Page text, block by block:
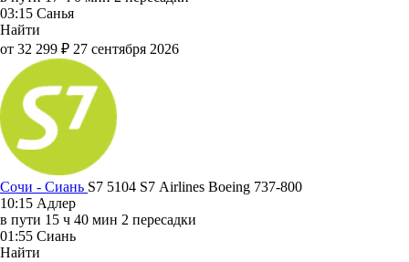
03:15 Санья
Найти
от 32 299 ₽ 27 сентября 2026
Сочи - Сиань S7 5104 S7 Airlines Boeing 737-800
10:15 Адлер
в пути 15 ч 40 мин 2 пересадки
01:55 Сиань
Найти